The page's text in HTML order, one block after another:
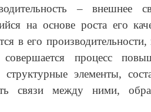
– внешнее
на основе роста его
в его
совершается процесс
структурные элементы,
связи между ними,